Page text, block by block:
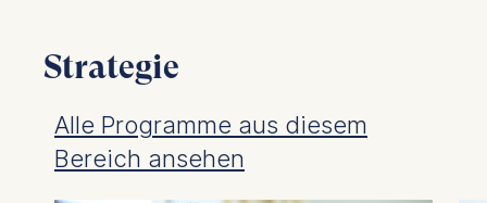
Strategie
Alle Programme aus diesem
Bereich ansehen